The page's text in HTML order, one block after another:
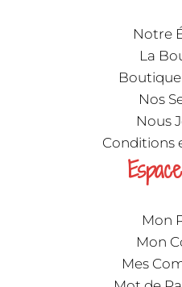
Notre
La
Nos
Nous
Conditions
Mon
Mon
Mes